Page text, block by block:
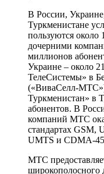
В России,
Туркменистане
пользуются
дочерними
миллионов
Украине – около
ТелеСистемы» в
(«ВиваСелл-
Туркменистан» в
абонентов. В
компаний МТС
стандартах GSM,
UMTS и CDMA-
МТС
широкополосного